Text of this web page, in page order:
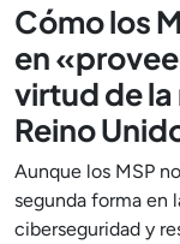
Cómo los
en
virtud de
Reino
Aunque los MSP
segunda forma en
ciberseguridad y